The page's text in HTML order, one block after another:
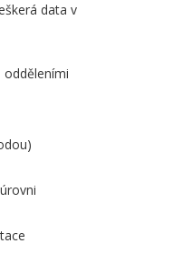
data v
odděleními